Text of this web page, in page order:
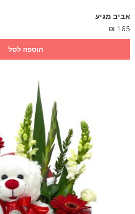
אביב מגיע
165
₪
הוספה לסל